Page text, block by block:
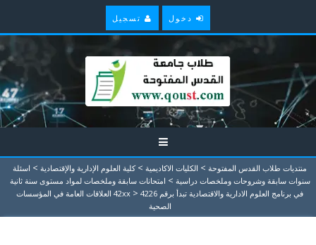
دخول تسجيل
منتديات طلاب القدس المفتوحة > الكليات الاكاديمية > كلية العلوم الإدارية والإقتصادية > اسئلة
سنوات سابقة وشروحات وملخصات دراسية > امتحانات سابقة وملخصات لمواد مستوى سنة ثانية
في برنامج العلوم الادارية والاقتصادية تبدأ برقم 42xx
>
4226 العلاقات العامة في المؤسسات
الصحية